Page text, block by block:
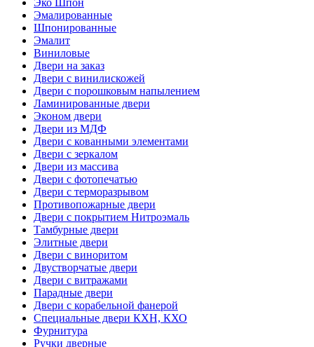
Эко Шпон
Эмалированные
Шпонированные
Эмалит
Виниловые
Двери на заказ
Двери с винилискожей
Двери с порошковым напылением
Ламинированные двери
Эконом двери
Двери из МДФ
Двери с кованными элементами
Двери с зеркалом
Двери из массива
Двери с фотопечатью
Двери с терморазрывом
Противопожарные двери
Двери с покрытием Нитроэмаль
Тамбурные двери
Элитные двери
Двери с виноритом
Двустворчатые двери
Двери с витражами
Парадные двери
Двери с корабельной фанерой
Специальные двери КХН, КХО
Фурнитура
Ручки дверные